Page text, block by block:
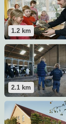
1.2 km
2.1 km
Lees meer
Lees meer